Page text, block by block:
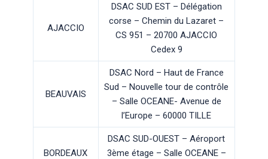
AJACCIO
DSAC SUD EST – Délégation
corse – Chemin du Lazaret –
CS 951 – 20700 AJACCIO
Cedex 9
BEAUVAIS
DSAC Nord – Haut de France
Sud – Nouvelle tour de contrôle
– Salle OCEANE- Avenue de
l’Europe – 60000 TILLE
BORDEAUX
DSAC SUD-OUEST – Aéroport
3ème étage – Salle OCEANE –